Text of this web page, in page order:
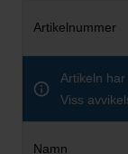
Artikeln
Viss